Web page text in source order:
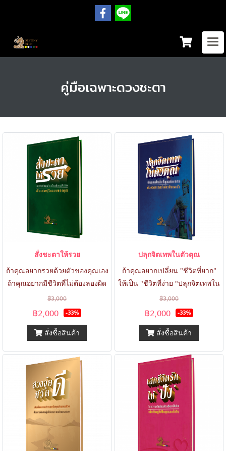
คู่มือเฉพาะดวงชะตา
สั่งชะตาให้รวย
ถ้าคุณอยากรวยด้วยตัวของคุณเอง
ถ้าคุณอยากมีชีวิตที่ไม่ต้องลองผิด
ลองถูก "สั่งชะตาให้รวยช่วยคุณ
ได้" ด้วยศาสตร์จีนโบราณ ที่มีอายุ
นับพันปี จะมาไขรหัสชีวิตคุณผ่าน
วันเดือนปีเกิด เปิดเผยลิขิตสวรรค์
---------------------------------------
฿3,000
฿2,000 -33%
สั่งซื้อสินค้า
ปลุกจิตเทพในตัวตุณ
ถ้าคุณอยากเปลี่ยน "ชีวิตที่ยาก"
ให้เป็น "ชีวิตที่ง่าย "ปลุกจิตเทพใน
ตัวคุณ"ช่วยคุณได้
฿3,000
฿2,000 -33%
สั่งซื้อสินค้า